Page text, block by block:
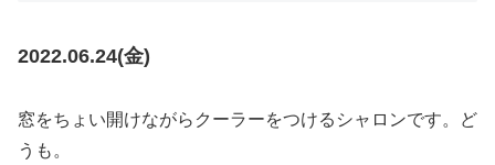
2022.06.24(金)
窓をちょい開けながらクーラーをつけるシャロンです。ど
うも。